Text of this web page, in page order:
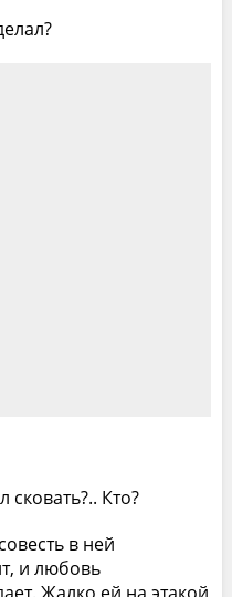
Кто?
в ней
и любовь